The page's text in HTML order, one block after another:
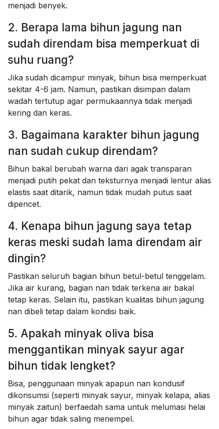
menjadi benyek.
2. Berapa lama bihun jagung nan
sudah direndam bisa memperkuat di
suhu ruang?
Jika sudah dicampur minyak, bihun bisa memperkuat
sekitar 4-6 jam. Namun, pastikan disimpan dalam
wadah tertutup agar permukaannya tidak menjadi
kering dan keras.
3. Bagaimana karakter bihun jagung
nan sudah cukup direndam?
Bihun bakal berubah warna dari agak transparan
menjadi putih pekat dan teksturnya menjadi lentur alias
elastis saat ditarik, namun tidak mudah putus saat
dipencet.
4. Kenapa bihun jagung saya tetap
keras meski sudah lama direndam air
dingin?
Pastikan seluruh bagian bihun betul-betul tenggelam.
Jika air kurang, bagian nan tidak terkena air bakal
tetap keras. Selain itu, pastikan kualitas bihun jagung
nan dibeli tetap dalam kondisi baik.
5. Apakah minyak oliva bisa
menggantikan minyak sayur agar
bihun tidak lengket?
Bisa, penggunaan minyak apapun nan kondusif
dikonsumsi (seperti minyak sayur, minyak kelapa, alias
minyak zaitun) berfaedah sama untuk melumasi helai
bihun agar tidak saling menempel.